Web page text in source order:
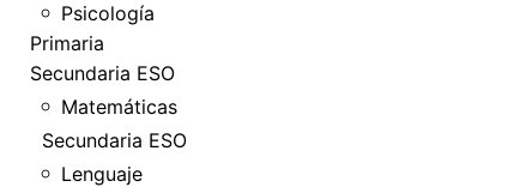
Psicología
Primaria
Secundaria ESO
Matemáticas
Secundaria ESO
Lenguaje